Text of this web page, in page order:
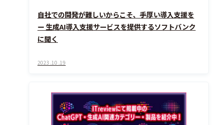
自社での開発が難しいからこそ、手厚い導入支援を
ー 生成AI導入支援サービスを提供するソフトバンク
に聞く
2023 .10 .19